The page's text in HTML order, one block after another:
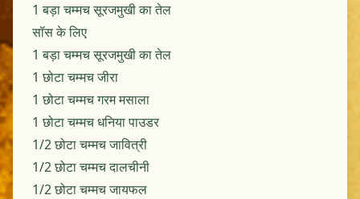
1 बड़ा चम्मच सूरजमुखी का तेल
सॉस के लिए
1 बड़ा चम्मच सूरजमुखी का तेल
1 छोटा चम्मच जीरा
1 छोटा चम्मच गरम मसाला
1 छोटा चम्मच धनिया पाउडर
1/2 छोटा चम्मच जावित्री
1/2 छोटा चम्मच दालचीनी
1/2 छोटा चम्मच जायफल